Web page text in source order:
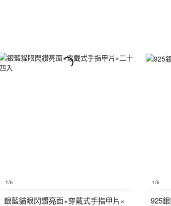
1/6
銀藍貓眼閃鑽亮面×穿戴式手指甲片×
1/6
925